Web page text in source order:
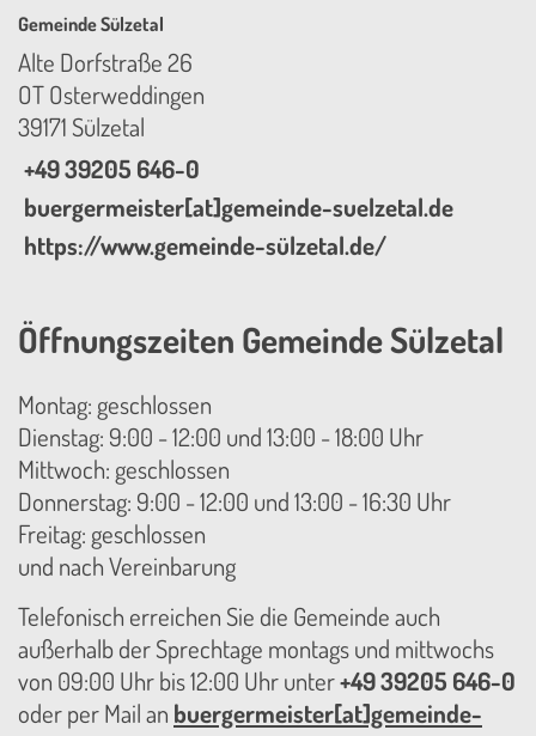
Gemeinde Sülzetal
Alte Dorfstraße 26
OT Osterweddingen
39171 Sülzetal
+49 39205 646-0
buergermeister[at]gemeinde-suelzetal.de
https://www.gemeinde-sülzetal.de/
Öffnungszeiten Gemeinde Sülzetal
Montag: geschlossen
Dienstag: 9:00 - 12:00 und 13:00 - 18:00 Uhr
Mittwoch: geschlossen
Donnerstag: 9:00 - 12:00 und 13:00 - 16:30 Uhr
Freitag: geschlossen
und nach Vereinbarung
Telefonisch erreichen Sie die Gemeinde auch
außerhalb der Sprechtage montags und mittwochs
von 09:00 Uhr bis 12:00 Uhr unter+49 39205 646-0
oder per Mail an buergermeister[at]gemeinde-